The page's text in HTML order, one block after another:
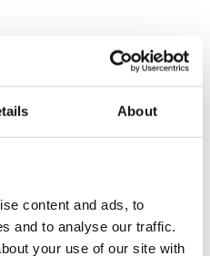
About
content and ads, to
and to analyse our traffic.
your use of our site with
Alpin Rodeln